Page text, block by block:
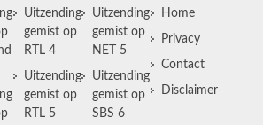
Uitzending
gemist op
RTL 4
Uitzending
gemist op
RTL 5
Uitzending
gemist op
NET 5
Uitzending
gemist op
SBS 6
Home
Privacy
Contact
Disclaimer